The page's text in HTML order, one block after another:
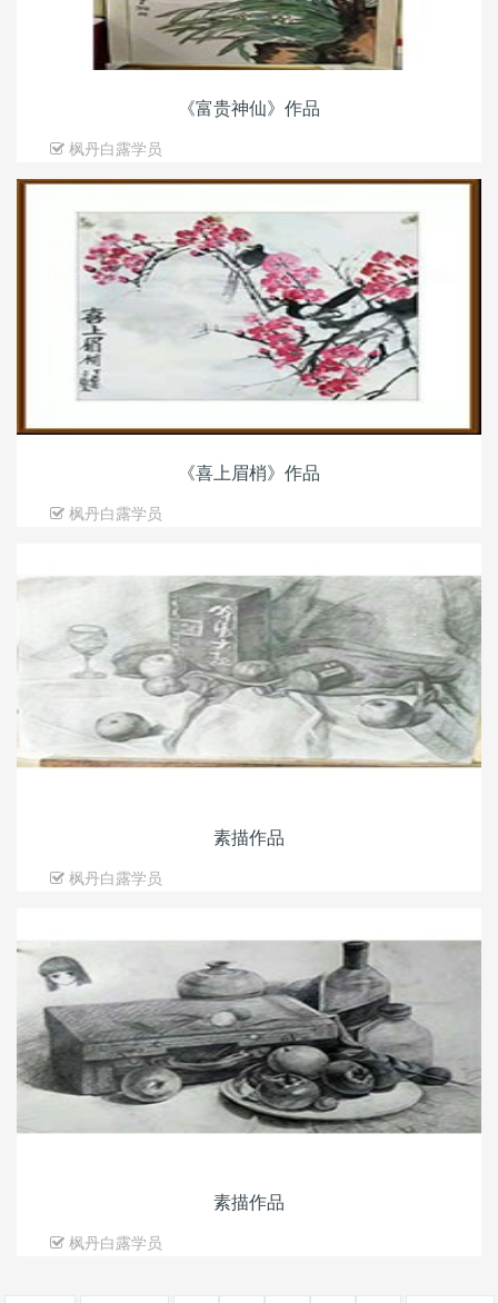
《富贵神仙》作品
枫丹白露学员
《喜上眉梢》作品
枫丹白露学员
素描作品
枫丹白露学员
素描作品
枫丹白露学员